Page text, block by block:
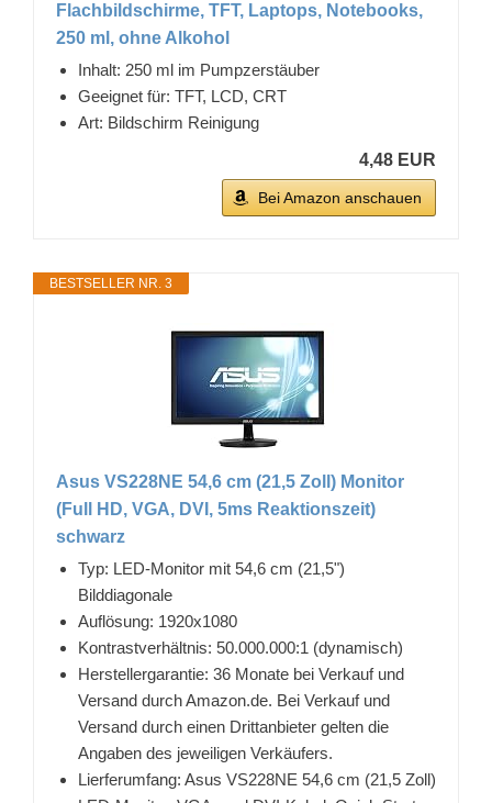
Flachbildschirme, TFT, Laptops, Notebooks,
250 ml, ohne Alkohol
Inhalt: 250 ml im Pumpzerstäuber
Geeignet für: TFT, LCD, CRT
Art: Bildschirm Reinigung
4,48 EUR
Bei Amazon anschauen
BESTSELLER NR. 3
Asus VS228NE 54,6 cm (21,5 Zoll) Monitor
(Full HD, VGA, DVI, 5ms Reaktionszeit)
schwarz
Typ: LED-Monitor mit 54,6 cm (21,5")
Bilddiagonale
Auflösung: 1920x1080
Kontrastverhältnis: 50.000.000:1 (dynamisch)
Herstellergarantie: 36 Monate bei Verkauf und
Versand durch Amazon.de. Bei Verkauf und
Versand durch einen Drittanbieter gelten die
Angaben des jeweiligen Verkäufers.
Lierferumfang: Asus VS228NE 54,6 cm (21,5 Zoll)